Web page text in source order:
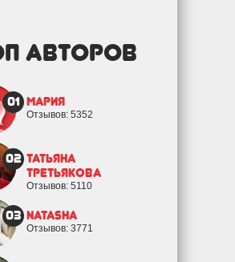
АВТОРОВ
01 Мария
Отзывов: 5352
02 Татьяна
Третьякова
Отзывов: 5110
03 natasha
Отзывов: 3771